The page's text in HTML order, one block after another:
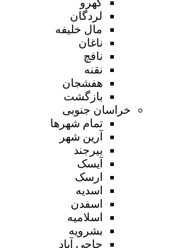
لردگان
مال خلیفه
ناغان
نافچ
نقنه
هفشجان
بازگشت
خراسان جنوبی
تمام شهر‌ها
آرین شهر
بیرجند
آیسک
ارسک
اسدیه
اسفدن
اسلامیه
بشرویه
حاجی آباد